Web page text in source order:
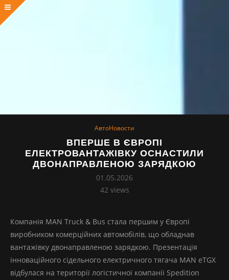
АвтоНовости
ВПЕРШЕ В ЄВРОПІ
ЕЛЕКТРОВАНТАЖІВКУ ОСНАСТИЛИ
ДВОНАПРАВЛЕНОЮ ЗАРЯДКОЮ
01.05.2026
42 views
Компанія MAN Truck & Bus стала першим у Європі
виробником комерційних автомобілів, що обладнав
вантажівку двонаправленою зарядкою. Презентація
інноваційного сідельного електричного тягача MAN eTGX
відбулася на території логістичної компанії Spedition